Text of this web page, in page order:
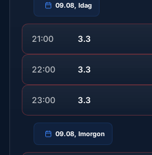
09.08, Idag
21:00 3.3
22:00 3.3
23:00 3.3
09.08, Imorgon